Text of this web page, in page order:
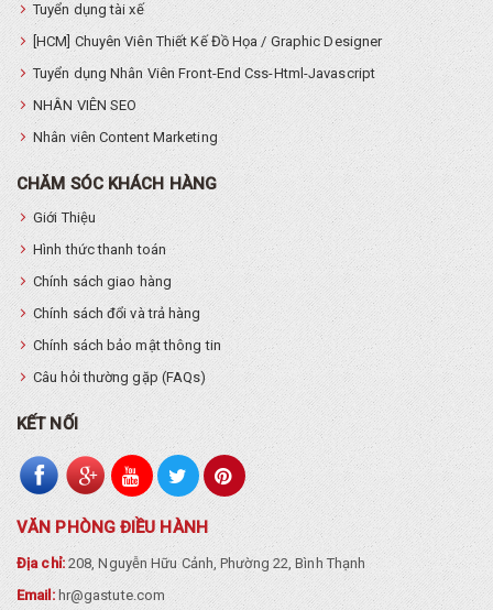
Tuyển dụng tài xế
[HCM] Chuyên Viên Thiết Kế Đồ Họa / Graphic Designer
Tuyển dụng Nhân Viên Front-End Css-Html-Javascript
NHÂN VIÊN SEO
Nhân viên Content Marketing
CHĂM SÓC KHÁCH HÀNG
Giới Thiệu
Hình thức thanh toán
Chính sách giao hàng
Chính sách đổi và trả hàng
Chính sách bảo mật thông tin
Câu hỏi thường gặp (FAQs)
KẾT NỐI
VĂN PHÒNG ĐIỀU HÀNH
Địa chỉ:208, Nguyễn Hữu Cảnh, Phường 22, Bình Thạnh
Email: hr@gastute.com